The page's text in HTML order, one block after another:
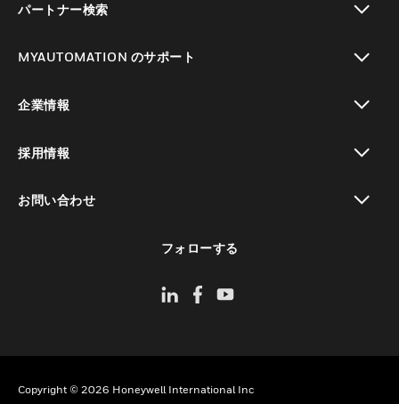
パートナー検索
MYAUTOMATION のサポート
企業情報
採用情報
お問い合わせ
フォローする
Copyright © 2026 Honeywell International Inc